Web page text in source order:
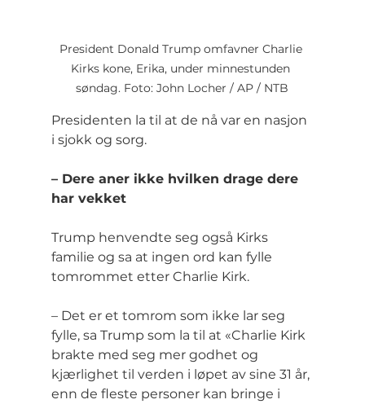
President Donald Trump omfavner Charlie
Kirks kone, Erika, under minnestunden
søndag. Foto: John Locher / AP / NTB
Presidenten la til at de nå var en nasjon
i sjokk og sorg.
– Dere aner ikke hvilken drage dere
har vekket
Trump henvendte seg også Kirks
familie og sa at ingen ord kan fylle
tomrommet etter Charlie Kirk.
– Det er et tomrom som ikke lar seg
fylle, sa Trump som la til at «Charlie Kirk
brakte med seg mer godhet og
kjærlighet til verden i løpet av sine 31 år,
enn de fleste personer kan bringe i